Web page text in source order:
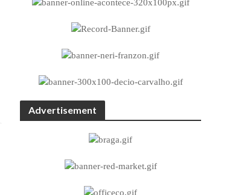
Advertisement